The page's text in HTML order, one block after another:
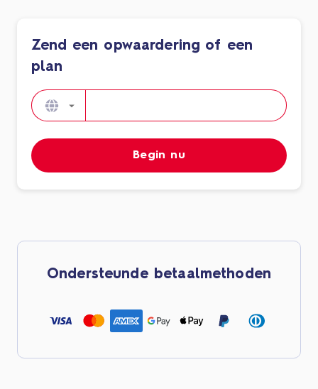
Zend een opwaardering of een
plan
Begin nu
Ondersteunde betaalmethoden